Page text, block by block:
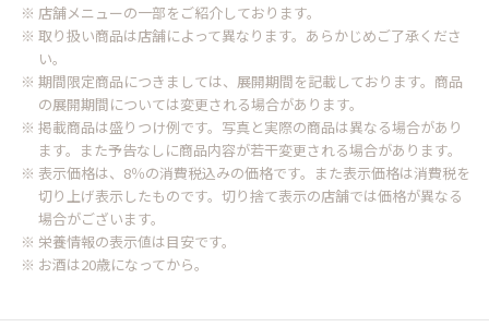
※ 店舗メニューの一部をご紹介しております。
※ 取り扱い商品は店舗によって異なります。あらかじめご了承くださ
い。
※ 期間限定商品につきましては、展開期間を記載しております。商品
の展開期間については変更される場合があります。
※ 掲載商品は盛りつけ例です。写真と実際の商品は異なる場合があり
ます。また予告なしに商品内容が若干変更される場合があります。
※ 表示価格は、8％の消費税込みの価格です。また表示価格は消費税を
切り上げ表示したものです。切り捨て表示の店舗では価格が異なる
場合がございます。
※ 栄養情報の表示値は目安です。
※ お酒は20歳になってから。